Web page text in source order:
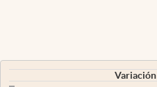
Variación